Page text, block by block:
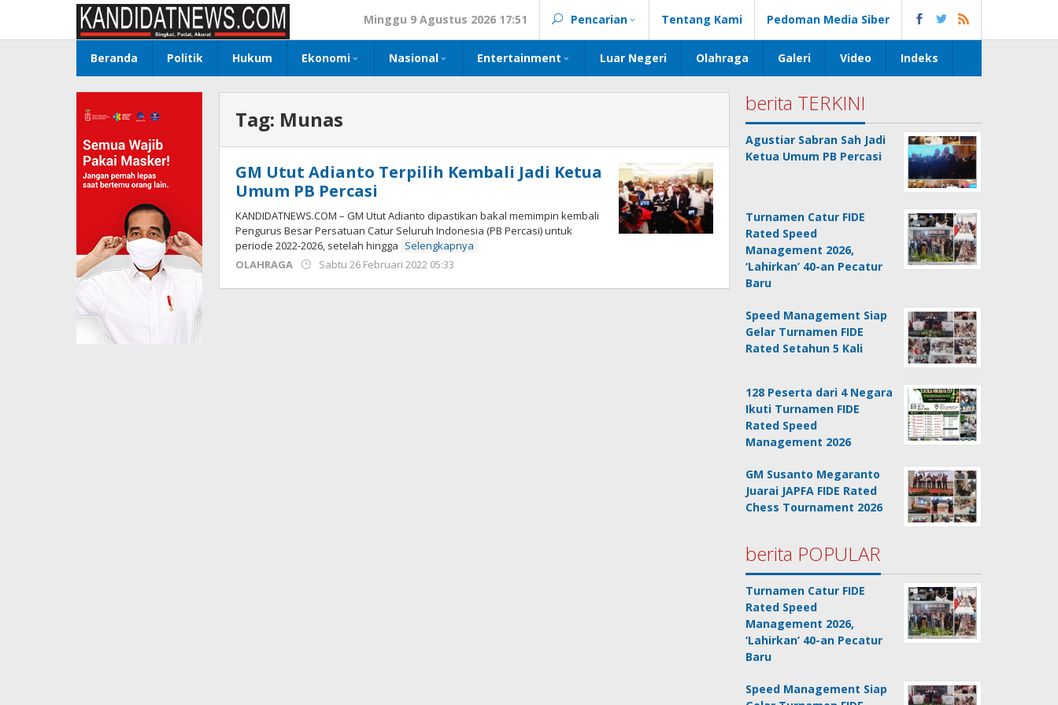
konten
Minggu 9 Agustus 2026 17:51 Pencarian Tentang Kami Pedoman Media Siber
Beranda Politik Hukum Ekonomi Nasional Entertainment Luar Negeri Olahraga Galeri Video Indeks
Tag: Munas
GM Utut Adianto Terpilih Kembali Jadi Ketua
Umum PB Percasi
KANDIDATNEWS.COM – GM Utut Adianto dipastikan bakal memimpin kembali
Pengurus Besar Persatuan Catur Seluruh Indonesia (PB Percasi) untuk
periode 2022-2026, setelah hingga Selengkapnya
OLAHRAGA
Sabtu 26 Februari 2022 05:33
Jackson
berita TERKINI
Agustiar Sabran Sah Jadi
Ketua Umum PB Percasi
Turnamen Catur FIDE
Rated Speed
Management 2026,
‘Lahirkan’ 40-an Pecatur
Baru
Speed Management Siap
Gelar Turnamen FIDE
Rated Setahun 5 Kali
128 Peserta dari 4 Negara
Ikuti Turnamen FIDE
Rated Speed
Management 2026
GM Susanto Megaranto
Juarai JAPFA FIDE Rated
Chess Tournament 2026
berita POPULAR
Turnamen Catur FIDE
Rated Speed
Management 2026,
‘Lahirkan’ 40-an Pecatur
Baru
Speed Management Siap